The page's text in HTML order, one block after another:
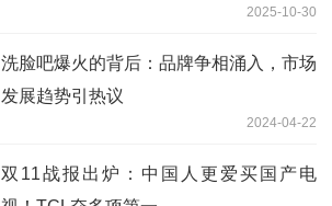
2025-10-30
洗脸吧爆火的背后：品牌争相涌入，市场
发展趋势引热议
2024-04-22
双11战报出炉：中国人更爱买国产电